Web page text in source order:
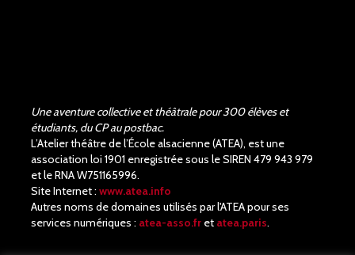
Une aventure collective et théâtrale pour 300 élèves et
étudiants, du CP au postbac.
L’Atelier théâtre de l’École alsacienne (ATEA), est une
association loi 1901 enregistrée sous le SIREN 479 943 979
et le RNA W751165996.
Site Internet : www.atea.info
Autres noms de domaines utilisés par l'ATEA pour ses
services numériques : atea-asso.fr et atea.paris.